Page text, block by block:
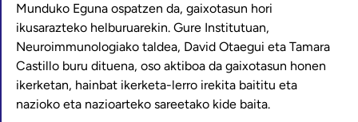
Munduko Eguna ospatzen da, gaixotasun hori
ikusarazteko helburuarekin. Gure Institutuan,
Neuroimmunologiako taldea, David Otaegui eta Tamara
Castillo buru dituena, oso aktiboa da gaixotasun honen
ikerketan, hainbat ikerketa-lerro irekita baititu eta
nazioko eta nazioarteko sareetako kide baita.